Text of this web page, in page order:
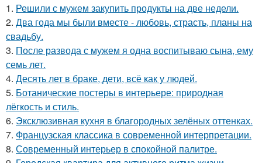
1. Решили с мужем закупить продукты на две недели.
2. Два года мы были вместе - любовь, страсть, планы на
свадьбу.
3. После развода с мужем я одна воспитываю сына, ему
семь лет.
4. Десять лет в браке, дети, всё как у людей.
5. Ботанические постеры в интерьере: природная
лёгкость и стиль.
6. Эксклюзивная кухня в благородных зелёных оттенках.
7. Французская классика в современной интерпретации.
8. Современный интерьер в спокойной палитре.